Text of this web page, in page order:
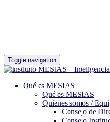
Toggle navigation
Qué es MESIAS
Qué es MESIAS
Quienes somos /
Consejo de
Consejo